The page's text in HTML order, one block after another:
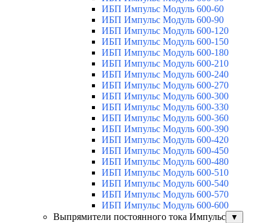
ИБП Импульс Модуль 600-60
ИБП Импульс Модуль 600-90
ИБП Импульс Модуль 600-120
ИБП Импульс Модуль 600-150
ИБП Импульс Модуль 600-180
ИБП Импульс Модуль 600-210
ИБП Импульс Модуль 600-240
ИБП Импульс Модуль 600-270
ИБП Импульс Модуль 600-300
ИБП Импульс Модуль 600-330
ИБП Импульс Модуль 600-360
ИБП Импульс Модуль 600-390
ИБП Импульс Модуль 600-420
ИБП Импульс Модуль 600-450
ИБП Импульс Модуль 600-480
ИБП Импульс Модуль 600-510
ИБП Импульс Модуль 600-540
ИБП Импульс Модуль 600-570
ИБП Импульс Модуль 600-600
Выпрямители постоянного тока Импульс
▼